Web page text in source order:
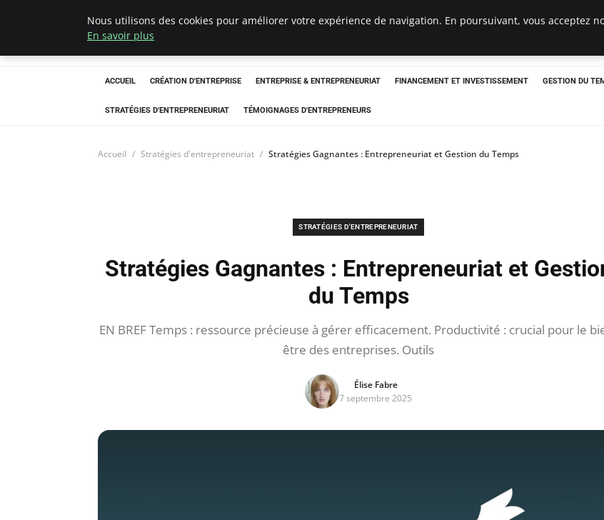
LECFCM
ACCUEIL CRÉATION D'ENTREPRISE ENTREPRISE & ENTREPRENEURIAT FINANCEMENT ET INVESTISSEMENT GESTION DU
STRATÉGIES D'ENTREPRENEURIAT TÉMOIGNAGES D'ENTREPRENEURS
Accueil Stratégies d'entrepreneuriat Stratégies Gagnantes : Entrepreneuriat et Gestion du Temps
STRATÉGIES D'ENTREPRENEURIAT
Stratégies Gagnantes : Entrepreneuriat et
du Temps
EN BREF Temps : ressource précieuse à gérer efficacement. Productivité : crucial pour le
être des entreprises. Outils
Élise Fabre
7 septembre 2025
Nous utilisons des cookies pour améliorer votre expérience de navigation. En poursuivant, vous acceptez
En savoir plus